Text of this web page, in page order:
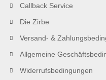
Callback Service
Die Zirbe
Versand- &
Allgemeine
Widerrufsbedingungen